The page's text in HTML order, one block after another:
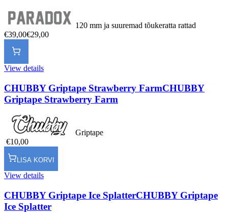
120 mm ja suuremad tõukeratta rattad
€39,00€29,00
View details
CHUBBY Griptape Strawberry FarmCHUBBY
Griptape Strawberry Farm
Griptape
€10,00
LISA KORVI
View details
CHUBBY Griptape Ice SplatterCHUBBY Griptape
Ice Splatter